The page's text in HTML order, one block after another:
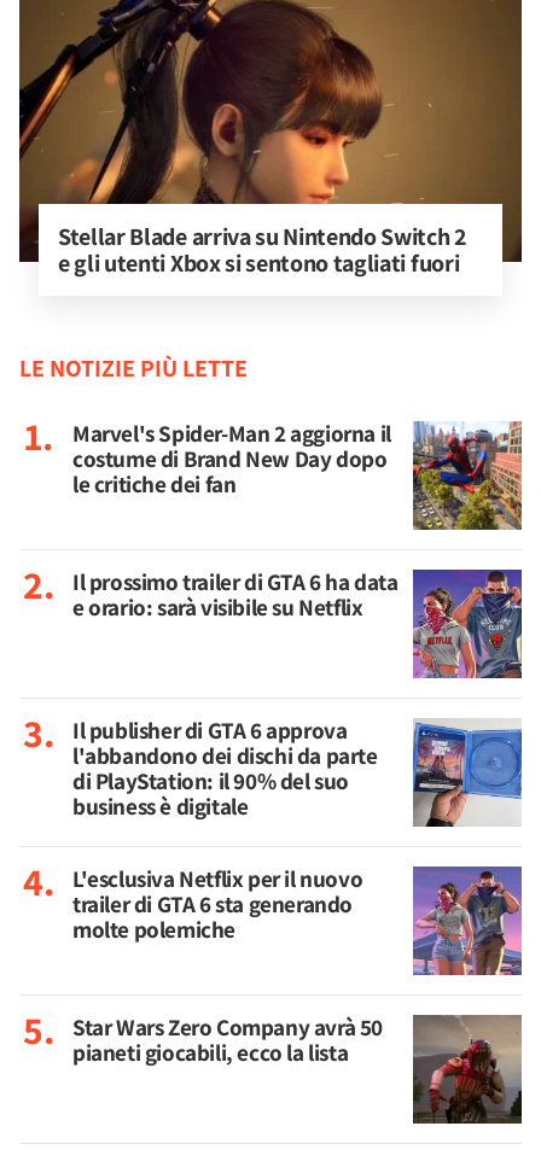
Stellar Blade arriva su Nintendo Switch 2
e gli utenti Xbox si sentono tagliati fuori
LE NOTIZIE PIÙ LETTE
Marvel's Spider-Man 2 aggiorna il
costume di Brand New Day dopo
le critiche dei fan
Il prossimo trailer di GTA 6 ha data
e orario: sarà visibile su Netflix
Il publisher di GTA 6 approva
l'abbandono dei dischi da parte
di PlayStation: il 90% del suo
business è digitale
L'esclusiva Netflix per il nuovo
trailer di GTA 6 sta generando
molte polemiche
Star Wars Zero Company avrà 50
pianeti giocabili, ecco la lista